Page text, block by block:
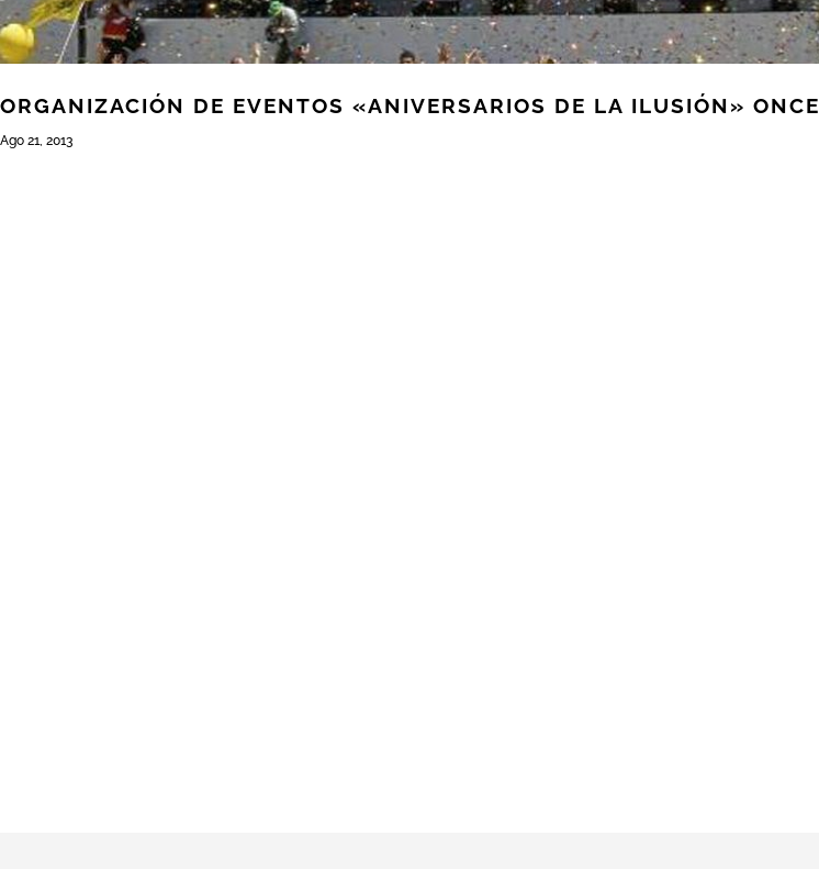
ORGANIZACIÓN DE EVENTOS «ANIVERSARIOS DE LA ILUSIÓN» ONCE
Ago 21, 2013